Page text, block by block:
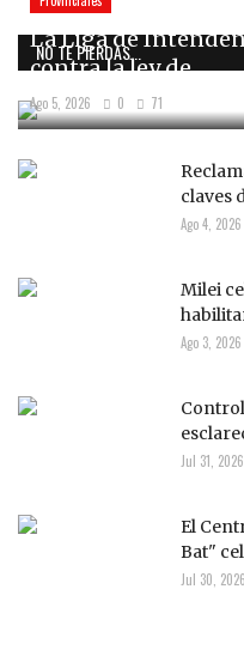
NO TE PIERDAS...
La Liga de
contra la ley de...
Ago 5, 2026 0 71
claves
Ago 4, 2026
Milei
Ago 3, 2026
Jul 31, 2026
El
Bat"
Jul 30, 2026